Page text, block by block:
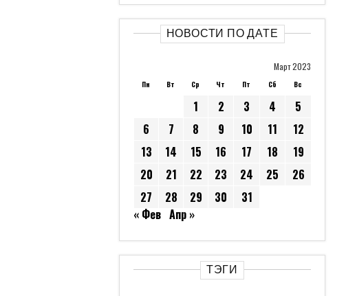
НОВОСТИ ПО ДАТЕ
Март 2023
Пн Вт Ср Чт Пт Сб Вс
1 2 3 4
5
6
7 8 9 10 11
12
13
14 15 16 17 18
19
20
21 22 23 24 25
26
27
28 29 30
31
« Фев Апр »
ТЭГИ